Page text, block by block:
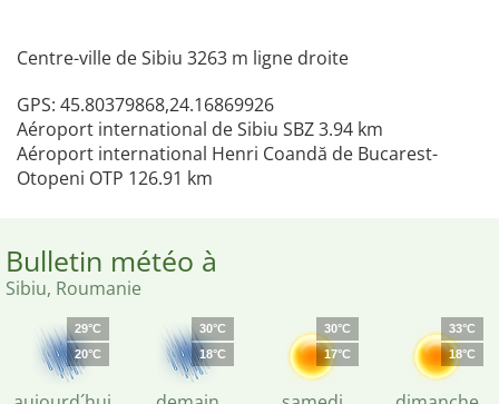
Centre-ville de Sibiu 3263 m ligne droite
GPS: 45.80379868,24.16869926
Aéroport international de Sibiu SBZ 3.94 km
Aéroport international Henri Coandă de Bucarest-
Otopeni OTP 126.91 km
Bulletin météo à
Sibiu, Roumanie
29°C
20°C
30°C
18°C
30°C
17°C
33°C
18°C